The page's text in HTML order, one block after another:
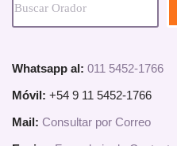
Whatsapp al: 011 5452-1766
Móvil: +54 9 11 5452-1766
Mail: Consultar por Correo